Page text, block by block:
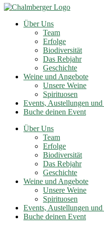
Über Uns
Team
Erfolge
Biodiversität
Das Rebjahr
Geschichte
Weine und Angebote
Unsere Weine
Spirituosen
Events, Austellungen
Buche deinen Event
Über Uns
Team
Erfolge
Biodiversität
Das Rebjahr
Geschichte
Weine und Angebote
Unsere Weine
Spirituosen
Events, Austellungen
Buche deinen Event